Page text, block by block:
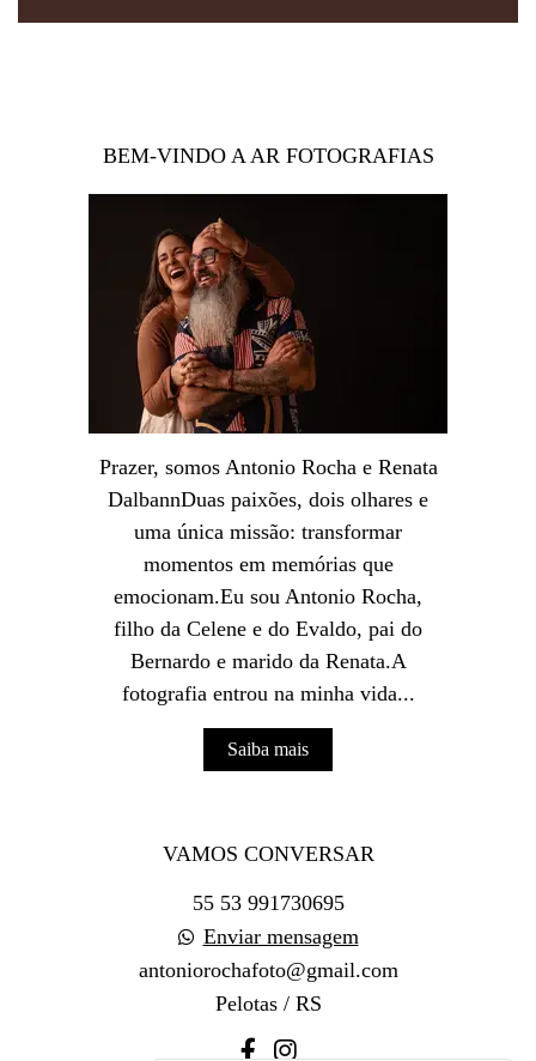
BEM-VINDO A AR FOTOGRAFIAS
Prazer, somos Antonio Rocha e Renata
DalbannDuas paixões, dois olhares e
uma única missão: transformar
momentos em memórias que
emocionam.Eu sou Antonio Rocha,
filho da Celene e do Evaldo, pai do
Bernardo e marido da Renata.A
fotografia entrou na minha vida...
Saiba mais
VAMOS CONVERSAR
55 53 991730695
Enviar mensagem
antoniorochafoto@gmail.com
Pelotas / RS